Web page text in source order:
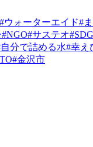
#ウォーターエイド#
#NGO#サステオ
分で詰める水#幸え
#金沢市